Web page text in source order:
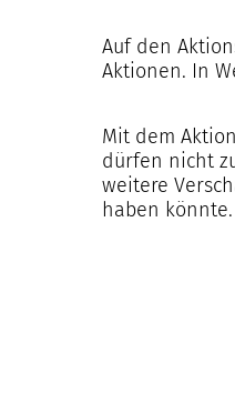
Auf den
Aktionen. In
Mit dem
dürfen nicht
weitere
haben könnte.